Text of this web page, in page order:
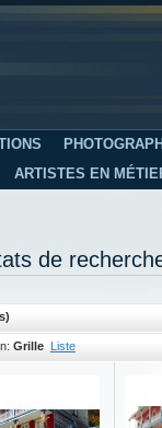
ARTISTES EN
de
Grille Liste